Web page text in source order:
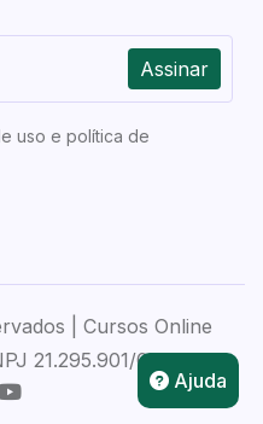
Assinar
uso e política de
| Cursos Online
21.295.901/0001-28
Ajuda